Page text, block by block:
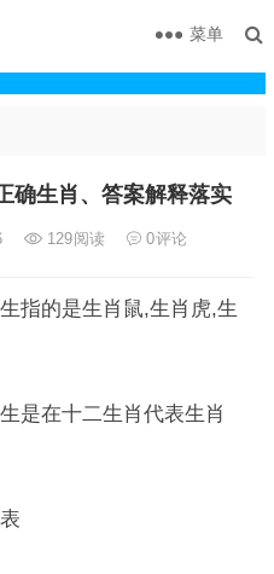
菜单
确生肖、答案解释落实
129阅读 0评论
指的是生肖鼠,生肖虎,生
是在十二生肖代表生肖